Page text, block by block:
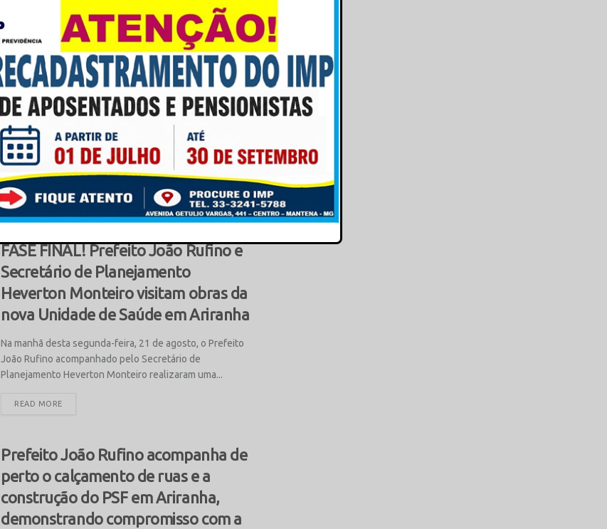
Prefeitura recupera estradas no
interior do município
A Prefeitura de Mantena, por meio da Secretaria de Obras
e Serviços Públicos, está empenhada em melhorar a
infraestrutura e...
READ MORE
FASE FINAL! Prefeito João Rufino e
Secretário de Planejamento
Heverton Monteiro visitam obras da
nova Unidade de Saúde em Ariranha
Na manhã desta segunda-feira, 21 de agosto, o Prefeito
João Rufino acompanhado pelo Secretário de
Planejamento Heverton Monteiro realizaram uma...
READ MORE
Prefeito João Rufino acompanha de
perto o calçamento de ruas e a
construção do PSF em Ariranha,
demonstrando compromisso com a
This popup will close in:15